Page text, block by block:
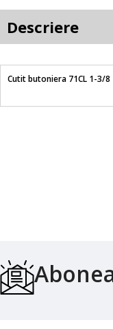
Descriere
Cutit butoniera 71CL 1-3/8